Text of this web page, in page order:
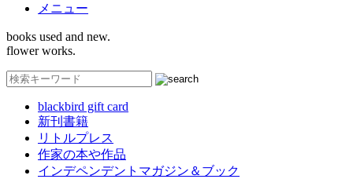
メニュー
books used and new.
flower works.
blackbird gift card
新刊書籍
リトルプレス
作家の本や作品
インデペンデントマガジン＆ブック